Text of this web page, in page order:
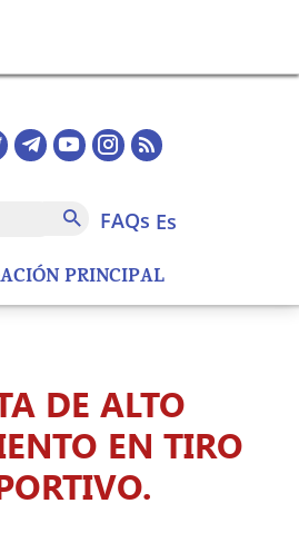
PRINCIPAL
home
FAQs
FAQs es
DE ALTO
EN TIRO